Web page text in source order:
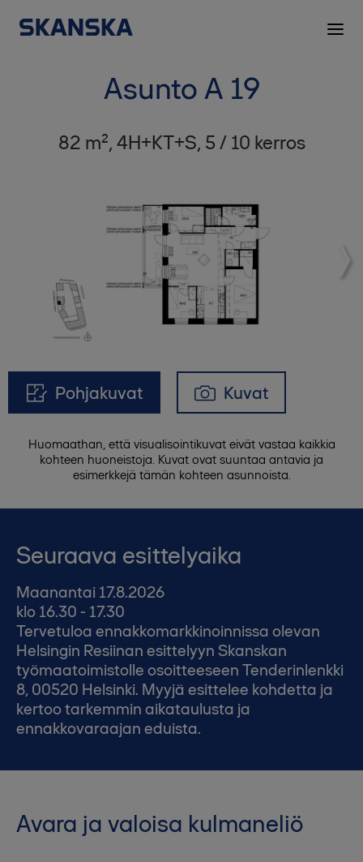
Asunto A 19
82 m², 4H+KT+S, 5 / 10 kerros
Pohjakuvat Kuvat
Huomaathan, että visualisointikuvat eivät vastaa kaikkia
kohteen huoneistoja. Kuvat ovat suuntaa antavia ja
esimerkkejä tämän kohteen asunnoista.
Seuraava esittelyaika
Maanantai 17.8.2026
klo 16.30 - 17.30
Tervetuloa ennakkomarkkinoinnissa olevan
Helsingin Resiinan esittelyyn Skanskan
työmaatoimistolle osoitteeseen Tenderinlenkki
8, 00520 Helsinki. Myyjä esittelee kohdetta ja
kertoo tarkemmin aikataulusta ja
ennakkovaraajan eduista.
Avara ja valoisa kulmaneliö